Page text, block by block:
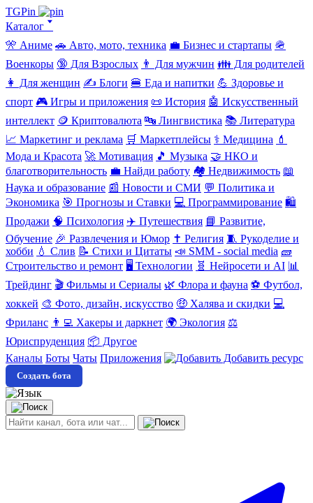
TGPin
Каталог 🢓
🎌 Аниме 🚗 Авто, мото, техника 💼 Бизнес и стартапы 🪖
Военкоры 🔞 Для Взрослых 👨 Для мужчин 👪 Для родителей
👩 Для женщин ✍️ Блоги 🍔 Еда и напитки 💪 Здоровье и
спорт 🎮 Игры и приложения 📜 История 🤖 Искусственный
интеллект 🪙 Криптовалюта 🔤 Лингвистика 📚 Литература
📈 Маркетинг и реклама 🛒 Маркетплейсы ⚕️ Медицина 💄
Мода и Красота 🚀 Мотивация 🎵 Музыка 🤝 НКО и
благотворительность 💼 Найди работу 🏘️ Недвижимость 📖
Наука и образование 📰 Новости и СМИ 💬 Политика и
Экономика 🎯 Прогнозы и Ставки 💻 Программирование 🛍️
Продажи 🧠 Психология ✈️ Путешествия 📘 Развитие,
Обучение 🎉 Развлечения и Юмор ✝️ Религия 🧵 Рукоделие и
хобби 💧 Слив 📝 Стихи и Цитаты 📣 SMM - social media 🧱
Строительство и ремонт 🖥️ Технологии 🧬 Нейросети и AI 📊
Трейдинг 🎬 Фильмы и Сериалы 🌿 Флора и фауна ⚽ Футбол,
хоккей 🎨 Фото, дизайн, искусство 🤑 Халява и скидки 💻
Фриланс 👨‍💻 Хакеры и даркнет 🌍 Экология ⚖️
Юриспруденция 📦 Другое
Каналы Боты Чаты Приложения Добавить ресурс
Создать бота